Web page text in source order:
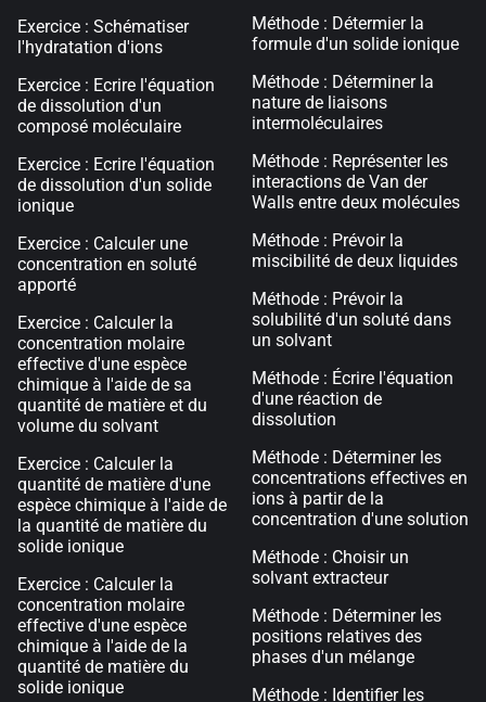
Exercice : Schématiser
l'hydratation d'ions
Exercice : Ecrire l'équation
de dissolution d'un
composé moléculaire
Exercice : Ecrire l'équation
de dissolution d'un solide
ionique
Exercice : Calculer une
concentration en soluté
apporté
Exercice : Calculer la
concentration molaire
effective d'une espèce
chimique à l'aide de sa
quantité de matière et du
volume du solvant
Exercice : Calculer la
quantité de matière d'une
espèce chimique à l'aide de
la quantité de matière du
solide ionique
Exercice : Calculer la
concentration molaire
effective d'une espèce
chimique à l'aide de la
quantité de matière du
solide ionique
Méthode : Détermier la
formule d'un solide ionique
Méthode : Déterminer la
nature de liaisons
intermoléculaires
Méthode : Représenter les
interactions de Van der
Walls entre deux molécules
Méthode : Prévoir la
miscibilité de deux liquides
Méthode : Prévoir la
solubilité d'un soluté dans
un solvant
Méthode : Écrire l'équation
d'une réaction de
dissolution
Méthode : Déterminer les
concentrations effectives en
ions à partir de la
concentration d'une solution
Méthode : Choisir un
solvant extracteur
Méthode : Déterminer les
positions relatives des
phases d'un mélange
Méthode : Identifier les